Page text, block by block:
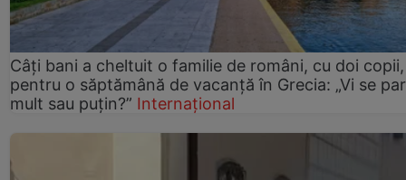
Câți bani a cheltuit o familie de români, cu doi copii,
pentru o săptămână de vacanță în Grecia: „Vi se
mult sau puțin?” Internațional